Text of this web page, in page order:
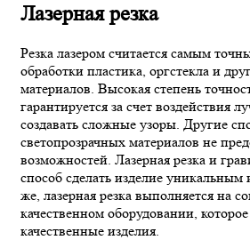
Лазерная резка
Резка лазером считается самым
обработки пластика, оргстекла и
материалов. Высокая степень
гарантируется за счет воздействия
создавать сложные узоры. Другие
светопрозрачных материалов не
возможностей. Лазерная резка и
способ сделать изделие
же, лазерная резка выполняется на
качественном оборудовании, которое
качественные изделия.